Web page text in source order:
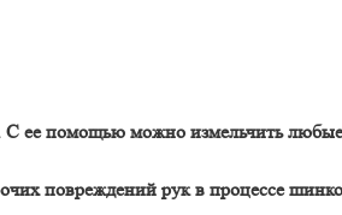
ее помощью можно измельчить
повреждений рук в процессе